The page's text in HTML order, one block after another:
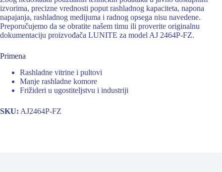
izvorima, precizne vrednosti poput rashladnog kapaciteta, napona
napajanja, rashladnog medijuma i radnog opsega nisu navedene.
Preporučujemo da se obratite našem timu ili proverite originalnu
dokumentaciju proizvođača LUNITE za model AJ 2464P-FZ.
Primena
Rashladne vitrine i pultovi
Manje rashladne komore
Frižideri u ugostiteljstvu i industriji
SKU: AJ2464P-FZ